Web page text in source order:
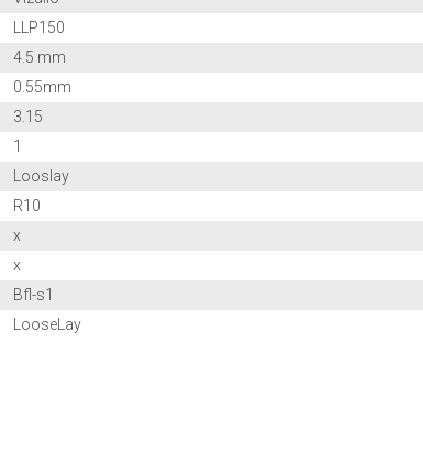
LLP150
4.5 mm
0.55mm
3.15
1
Looslay
R10
x
x
Bfl-s1
LooseLay